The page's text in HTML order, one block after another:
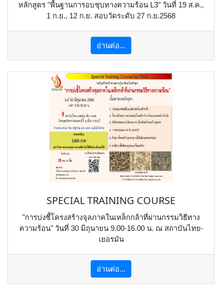
หลักสูตร "พื้นฐานการอบชุบทางความร้อน L3" วันที่ 19 ส.ค.,
1 ก.ย., 12 ก.ย. สอบวัดระดับ 27 ก.ย.2568
อ่านต่อ...
SPECIAL TRAINING COURSE
"การบ่งชี้โครงสร้างจุลภาคในเหล็กกล้าที่ผ่านกรรมวิธีทาง
ความร้อน" วันที่ 30 มิถุนายน 9.00-16.00 น. ณ สถาบันไทย-
เยอรมัน
อ่านต่อ...